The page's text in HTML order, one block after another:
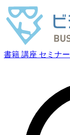
書籍 講座 セミナー